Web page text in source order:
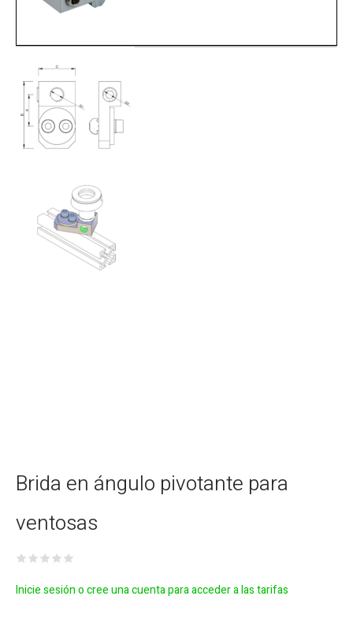
Brida en ángulo pivotante para
ventosas
Inicie sesión o cree una cuenta para acceder a las tarifas